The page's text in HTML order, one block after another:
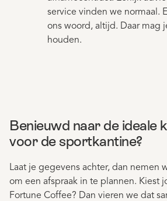
service vinden we normaal.
ons woord, altijd. Daar mag
houden.
Benieuwd naar de ideale
voor de sportkantine?
Laat je gegevens achter, dan nemen
om een afspraak in te plannen. Kiest
Fortune Coffee? Dan vieren we dat